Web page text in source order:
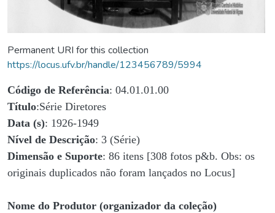
Permanent URI for this collection
https://locus.ufv.br/handle/123456789/5994
Código de Referência: 04.01.01.00
Título:Série Diretores
Data (s): 1926-1949
Nível de Descrição: 3 (Série)
Dimensão e Suporte: 86 itens [308 fotos p&b. Obs: os
originais duplicados não foram lançados no Locus]
Nome do Produtor (organizador da coleção)